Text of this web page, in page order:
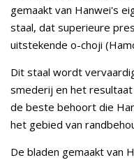
gemaakt van Hanwei's
staal, dat superieure
uitstekende o-choji
Dit staal wordt
smederij en het
de beste behoort die
het gebied van
De bladen gemaakt van